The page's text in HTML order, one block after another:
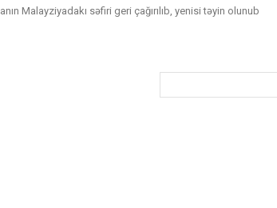
Malayziyadakı səfiri geri çağırılıb, yenisi təyin olunub